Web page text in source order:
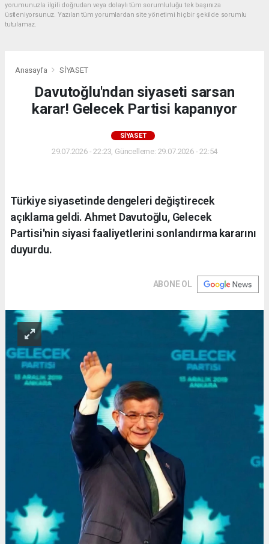
yorumunuzla ilgili doğrudan veya dolaylı tüm sorumluluğu tek başınıza
üstleniyorsunuz. Yazılan tüm yorumlardan site yönetimi hiçbir şekilde sorumlu
tutulamaz.
Anasayfa SİYASET
Davutoğlu'ndan siyaseti sarsan
karar! Gelecek Partisi kapanıyor
SİYASET
29.07.2026 - 22:23, Güncelleme: 29.07.2026 - 22:54
Türkiye siyasetinde dengeleri değiştirecek
açıklama geldi. Ahmet Davutoğlu, Gelecek
Partisi'nin siyasi faaliyetlerini sonlandırma kararını
duyurdu.
ABONE OL